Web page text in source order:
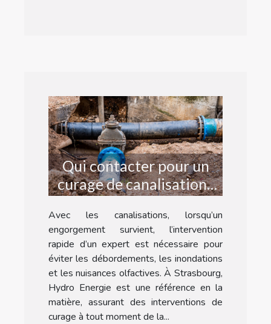
Qui contacter pour un
curage de canalisations
d’urgence à Strasbourg ?
Avec les canalisations, lorsqu’un
engorgement survient, l’intervention
rapide d’un expert est nécessaire pour
éviter les débordements, les inondations
et les nuisances olfactives. À Strasbourg,
Hydro Energie est une référence en la
matière, assurant des interventions de
curage à tout moment de la...